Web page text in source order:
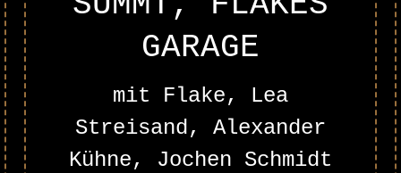
GARAGE
mit Flake, Lea
Streisand, Alexander
Kühne, Jochen Schmidt